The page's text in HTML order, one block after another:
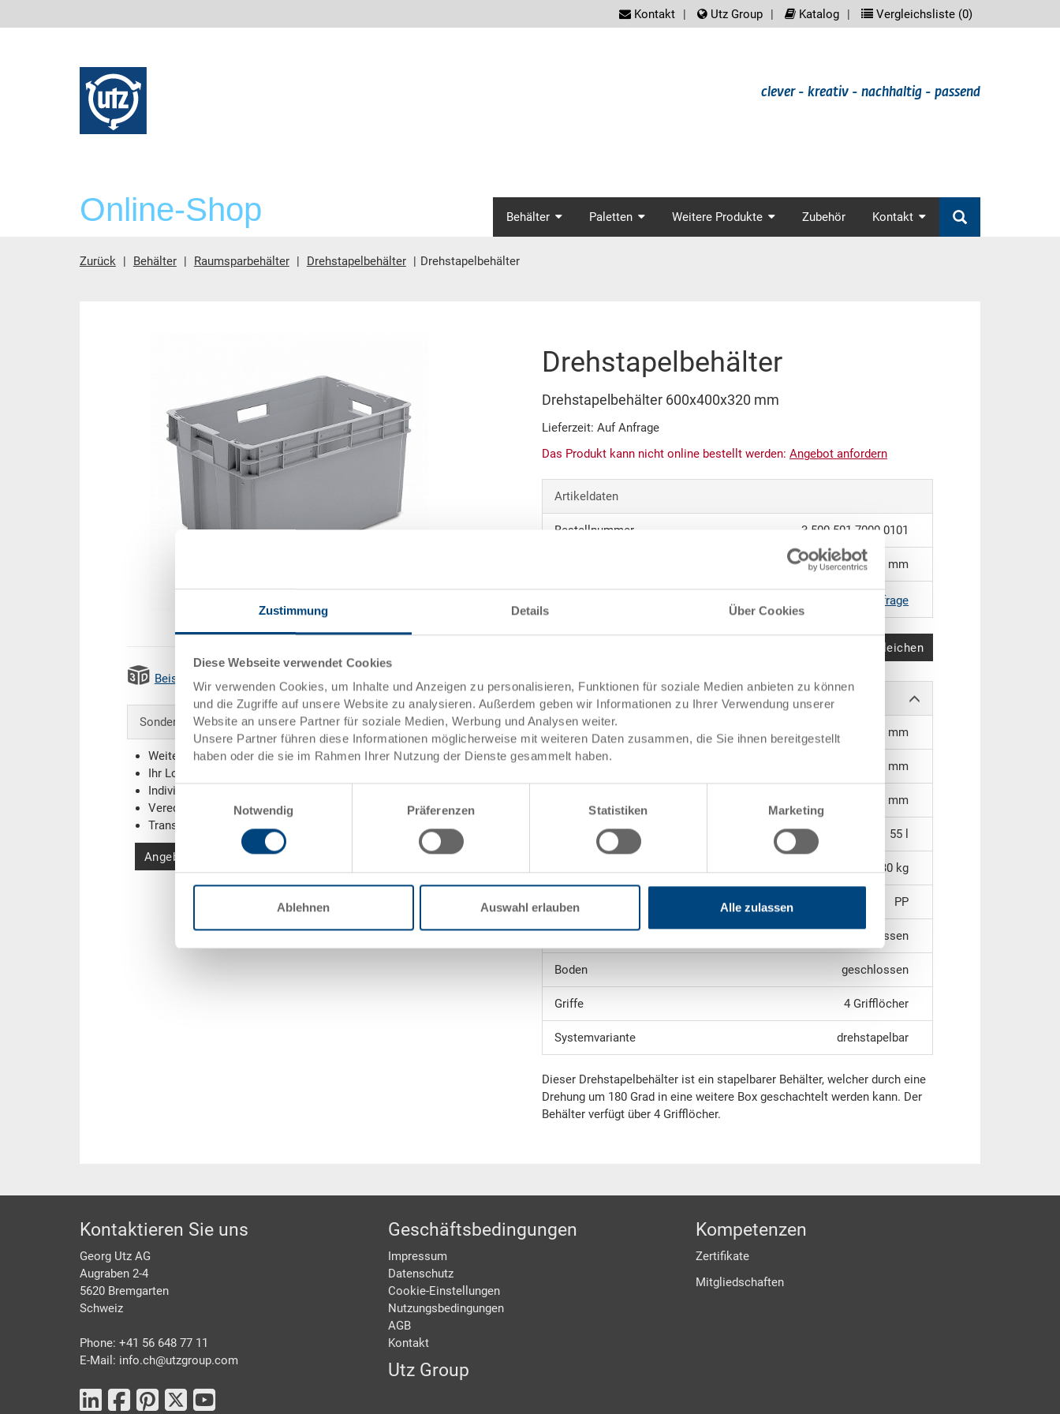
Zustimmung Details Über Cookies
Diese Webseite verwendet Cookies
Wir verwenden Cookies, um Inhalte und Anzeigen zu personalisieren, Funktionen für soziale Medien anbieten zu können
und die Zugriffe auf unsere Website zu analysieren. Außerdem geben wir Informationen zu Ihrer Verwendung unserer
Website an unsere Partner für soziale Medien, Werbung und Analysen weiter.
Unsere Partner führen diese Informationen möglicherweise mit weiteren Daten zusammen, die Sie ihnen bereitgestellt
haben oder die sie im Rahmen Ihrer Nutzung der Dienste gesammelt haben.
Einwilligungsauswahl
Notwendig
Präferenzen Statistiken Marketing
Ablehnen Auswahl erlauben Alle zulassen
screenreader.meta_nav
Kontakt Utz Group Katalog Vergleichsliste (0)
clever - kreativ - nachhaltig - passend
Online-Shop screenreader.main_nav
Behälter Paletten Weitere Produkte Zubehör Kontakt
Zurück Behälter Raumsparbehälter Drehstapelbehälter Drehstapelbehälter
Beispiel 3D Animation
Sonderanfertigungen - Unser Spezialgebiet
Weitere Farben
Ihr Logo / Labeling
Individuelle Systemlösungen
Veredelungen
Transponder (RFID) / Barcodes
Angebot anfordern
Drehstapelbehälter
Drehstapelbehälter 600x400x320 mm
Lieferzeit: Auf Anfrage
Das Produkt kann nicht online bestellt werden: Angebot anfordern
Artikeldaten
Bestellnummer 3-500-501.7000.0101
600 x 400 x 320 mm
RAL 7001 | Weitere Farben auf Anfrage
Produkt vergleichen
Technische Daten
Innenmasse 515 x 345 x 317 mm
305 mm
308 mm
Volumen 55 l
2,30 kg
Material PP
Seitenwände geschlossen
Boden geschlossen
Griffe 4 Grifflöcher
Systemvariante drehstapelbar
Dieser Drehstapelbehälter ist ein stapelbarer Behälter, welcher durch eine
Drehung um 180 Grad in eine weitere Box geschachtelt werden kann. Der
Behälter verfügt über 4 Grifflöcher.
Footer
Kontaktieren Sie uns
Georg Utz AG
Augraben 2-4
5620 Bremgarten
Schweiz
Phone: +41 56 648 77 11
E-Mail: info.ch@utzgroup.com
Geschäftsbedingungen
Impressum
Datenschutz
Cookie-Einstellungen
Nutzungsbedingungen
AGB
Kontakt
Utz Group
Kompetenzen
Zertifikate
Mitgliedschaften